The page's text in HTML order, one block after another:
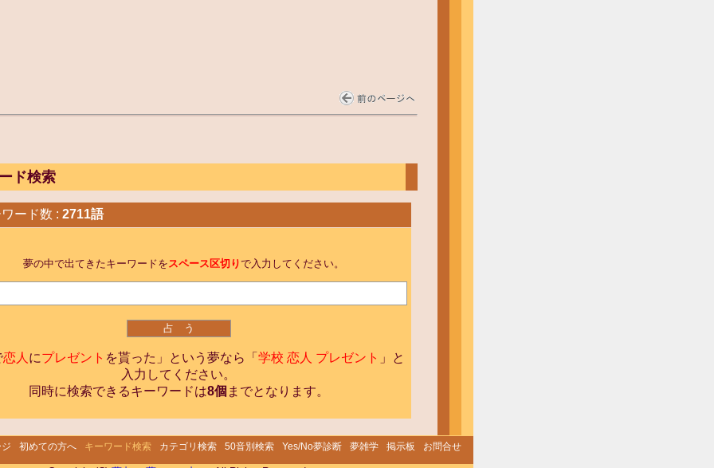
ド検索
ード数 : 2711語
夢の中で出てきたキーワードをスペース区切りで入力してください。
恋人 にプレゼント を貰った」という夢なら「 学校 恋人 プレゼント 」と
入力してください。
同時に検索できるキーワードは8個 までとなります。
お問合せ
掲示板
夢雑学
Yes/No夢診断
50音別検索
カテゴリ検索
キーワード検索
初めての方へ